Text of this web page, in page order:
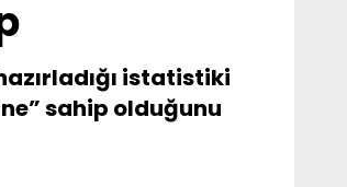
istatistiki
sahip olduğunu